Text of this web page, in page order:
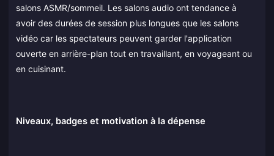
salons ASMR/sommeil. Les salons audio ont tendance à
avoir des durées de session plus longues que les salons
vidéo car les spectateurs peuvent garder l'application
ouverte en arrière-plan tout en travaillant, en voyageant ou
en cuisinant.
Niveaux, badges et motivation à la dépense